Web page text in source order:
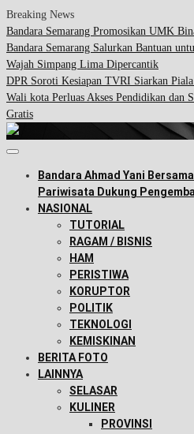
Breaking News
Bandara Semarang Promosikan UMK
Bandara Semarang Salurkan Bantuan
Wajah Simpang Lima Dipercantik
DPR Soroti Kesiapan TVRI Siarkan
Wali kota Perluas Akses Pendidikan dan
Gratis
Bandara Ahmad Yani
Pariwisata Dukung
NASIONAL
TUTORIAL
RAGAM / BISNIS
HAM
PERISTIWA
KORUPTOR
POLITIK
TEKNOLOGI
KEMISKINAN
BERITA FOTO
LAINNYA
SELASAR
KULINER
PROVINSI